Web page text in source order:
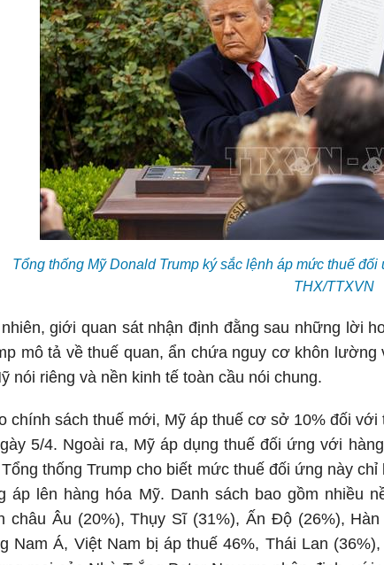
Tổng thống Mỹ Donald Trump ký sắc lệnh áp mức thuế
THX/TTXVN
giới quan sát nhận định đằng sau những lời
mô tả về thuế quan, ẩn chứa nguy cơ khôn
nói riêng và nền kinh tế toàn cầu nói chung.
chính sách thuế mới, Mỹ áp thuế cơ sở 10% đối
5/4. Ngoài ra, Mỹ áp dụng thuế đối ứng với
thống Trump cho biết mức thuế đối ứng này
áp lên hàng hóa Mỹ. Danh sách bao gồm nhiều
châu Âu (20%), Thụy Sĩ (31%), Ấn Độ (26%),
Nam Á, Việt Nam bị áp thuế 46%, Thái Lan